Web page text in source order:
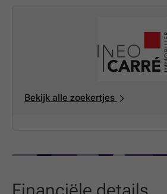
Bekijk alle zoekertjes